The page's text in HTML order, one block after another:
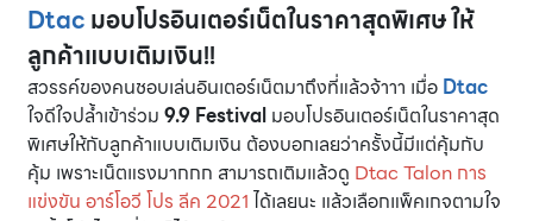
Dtacมอบโปรอินเตอร์เน็ตในราคาสุดพิเศษ ให้
ลูกค้าแบบเติมเงิน!!
สวรรค์ของคนชอบเล่นอินเตอร์เน็ตมาถึงที่แล้วจ้าาา เมื่อ Dtac
ใจดีใจปล้ำเข้าร่วม 9.9 Festival มอบโปรอินเตอร์เน็ตในราคาสุด
พิเศษให้กับลูกค้าแบบเติมเงิน ต้องบอกเลยว่าครั้งนี้มีแต่คุ้มกับ
คุ้ม เพราะเน็ตแรงมากกก สามารถเติมแล้วดู Dtac Talon การ
แข่งขัน อาร์โอวี โปร ลีค 2021 ได้เลยนะ แล้วเลือกแพ็คเกจตามใจ